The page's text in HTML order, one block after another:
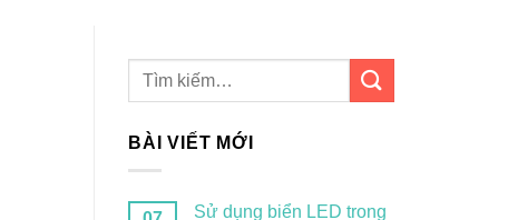
BÀI VIẾT MỚI
Sử dụng biển LED trong